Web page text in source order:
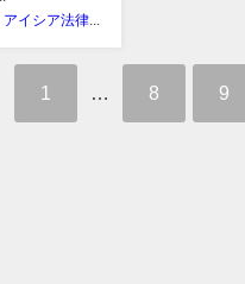
アイシア法律事務所
1 8 9